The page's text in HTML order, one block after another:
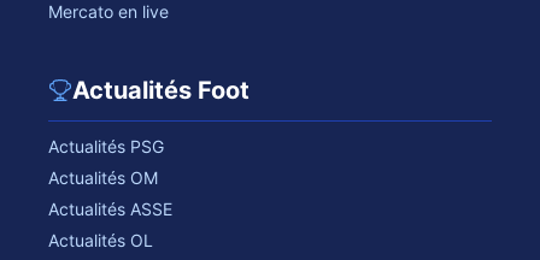
Mercato en live
Actualités Foot
Actualités PSG
Actualités OM
Actualités ASSE
Actualités OL